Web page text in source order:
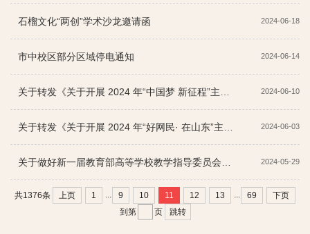
石榴文化“两创”学术沙龙邀请函 2024-06-18
市中校区部分区域停电通知 2024-06-14
2024-06-10
2024-06-03
2024-05-29
共1376条 上页 1 ... 9 10 11 12 13 ... 69
下页
到第
页 跳转